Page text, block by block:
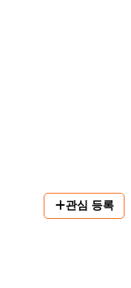
관심 등록